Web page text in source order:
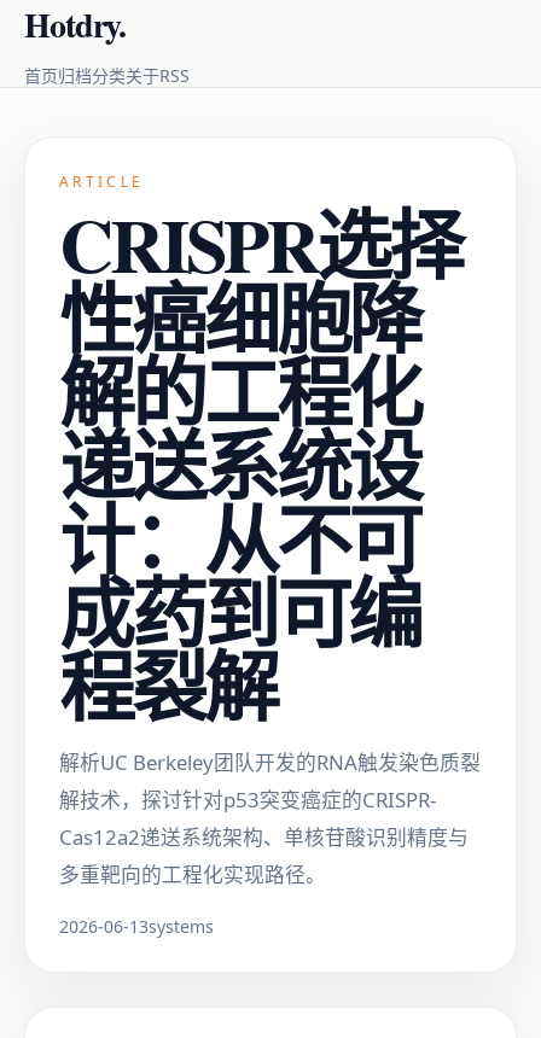
Hotdry.
首页归档分类关于RSS
ARTICLE
CRISPR选择
性癌细胞降
解的工程化
递送系统设
计：从不可
成药到可编
程裂解
解析UC Berkeley团队开发的RNA触发染色质裂
解技术，探讨针对p53突变癌症的CRISPR-
Cas12a2递送系统架构、单核苷酸识别精度与
多重靶向的工程化实现路径。
2026-06-13systems